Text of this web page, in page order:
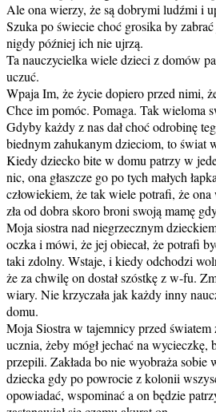
Ale ona wierzy, że są dobrymi ludźmi i
Szuka po świecie choć grosika by
nigdy później ich nie ujrzą.
Ta nauczycielka wiele dzieci z domów
uczuć.
Wpaja Im, że życie dopiero przed nimi,
Chce im pomóc. Pomaga. Tak wieloma
Gdyby każdy z nas dał choć odrobinę
biednym zahukanym dzieciom, to świat
Kiedy dziecko bite w domu patrzy w
nic, ona głaszcze go po tych małych
człowiekiem, że tak wiele potrafi, że
zła od dobra skoro broni swoją mamę
Moja siostra nad niegrzecznym
oczka i mówi, że jej obiecał, że potrafi
taki zdolny. Wstaje, i kiedy odchodzi
że za chwilę on dostał szóstkę z w-fu.
wiary. Nie krzyczała jak każdy inny
domu.
Moja Siostra w tajemnicy przed światem
ucznia, żeby mógł jechać na
przepili. Zakłada bo nie wyobraża sobie
dziecka gdy po powrocie z kolonii
opowiadać, wspominać a on będzie